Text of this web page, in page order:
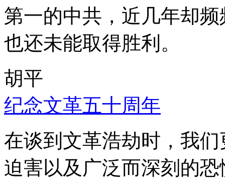
第一的中共，近几年却
也还未能取得胜利。
胡平
纪念文革五十周年
在谈到文革浩劫时，我
迫害以及广泛而深刻的